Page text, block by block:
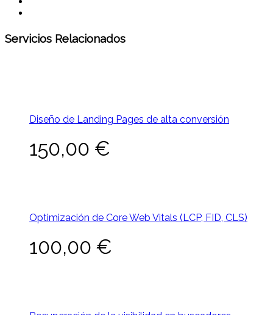
Servicios Relacionados
Diseño de Landing Pages de alta conversión
150,00 €
Optimización de Core Web Vitals (LCP, FID, CLS)
100,00 €